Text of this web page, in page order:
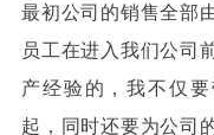
最初公司的销售全部
员工在进入我们公司
产经验的，我不仅
起，同时还要为公司